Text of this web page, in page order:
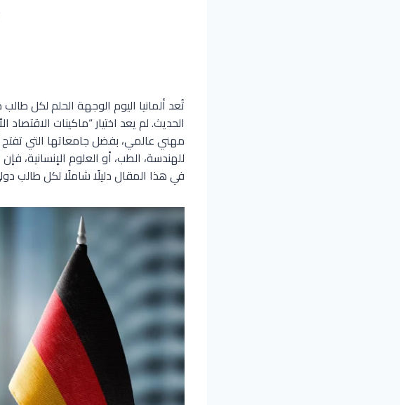
تُعد ألمانيا اليوم الوجهة الحلم لكل
الحديث. لم يعد اختيار “ماكينات
مهني عالمي، بفضل جامعاتها التي تفتح
للهندسة، الطب، أو العلوم الإنسانية،
في هذا المقال دليلًا شاملًا لكل طالب